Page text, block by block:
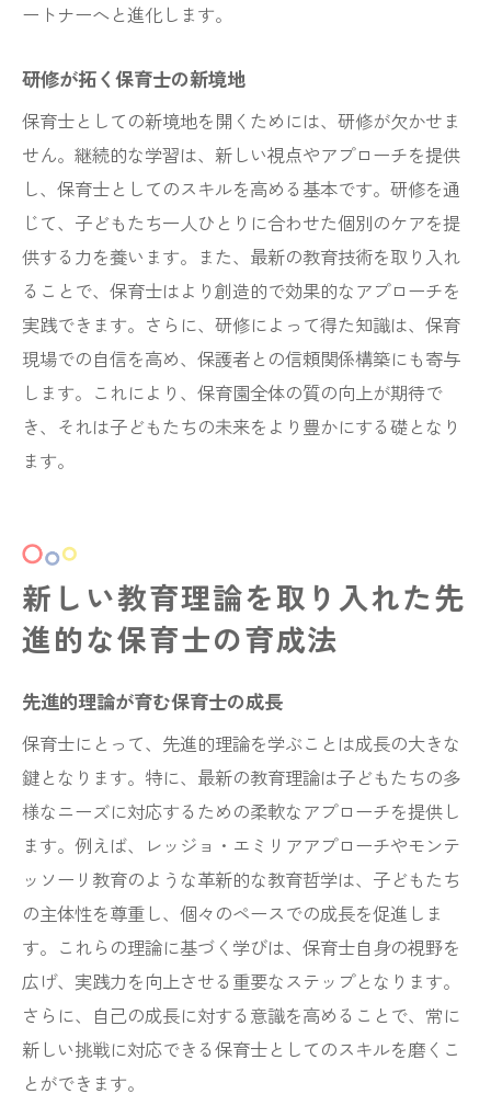
ートナーへと進化します。
研修が拓く保育士の新境地
保育士としての新境地を開くためには、研修が欠かせま
せん。継続的な学習は、新しい視点やアプローチを提供
し、保育士としてのスキルを高める基本です。研修を通
じて、子どもたち一人ひとりに合わせた個別のケアを提
供する力を養います。また、最新の教育技術を取り入れ
ることで、保育士はより創造的で効果的なアプローチを
実践できます。さらに、研修によって得た知識は、保育
現場での自信を高め、保護者との信頼関係構築にも寄与
します。これにより、保育園全体の質の向上が期待で
き、それは子どもたちの未来をより豊かにする礎となり
ます。
新しい教育理論を取り入れた先
進的な保育士の育成法
先進的理論が育む保育士の成長
保育士にとって、先進的理論を学ぶことは成長の大きな
鍵となります。特に、最新の教育理論は子どもたちの多
様なニーズに対応するための柔軟なアプローチを提供し
ます。例えば、レッジョ・エミリアアプローチやモンテ
ッソーリ教育のような革新的な教育哲学は、子どもたち
の主体性を尊重し、個々のペースでの成長を促進しま
す。これらの理論に基づく学びは、保育士自身の視野を
広げ、実践力を向上させる重要なステップとなります。
さらに、自己の成長に対する意識を高めることで、常に
新しい挑戦に対応できる保育士としてのスキルを磨くこ
とができます。